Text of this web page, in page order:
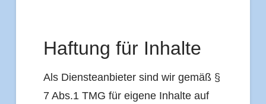
Haftung für Inhalte
Als Diensteanbieter sind wir gemäß §
7 Abs.1 TMG für eigene Inhalte auf